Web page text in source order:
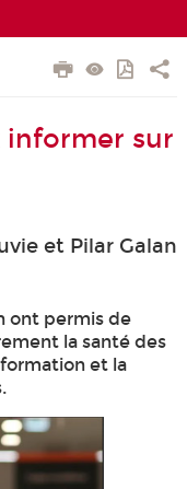
informer sur
et Pilar Galan
ont permis de
la santé des
et la